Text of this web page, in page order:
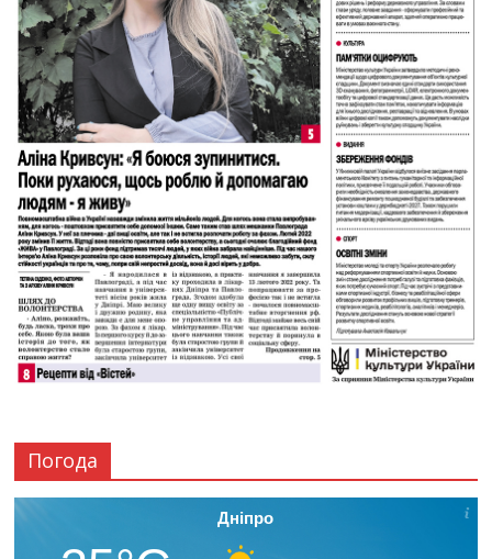
Погода
Дніпро